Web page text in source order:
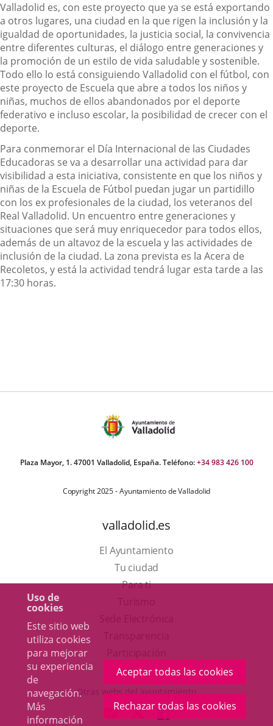
Uso de
cookies
Este sitio web
utiliza cookies
para mejorar
su experiencia
de
navegación.
Más
información
Aceptar todas las cookies
Rechazar todas las cookies
Valladolid es, con este proyecto que ya se está exportando
a otros lugares, una ciudad en la que rigen la inclusión y la
igualdad de oportunidades, la justicia social, la convivencia
entre diferentes culturas, el diálogo entre generaciones y
la promoción de un estilo de vida saludable y sostenible.
Todo ello lo está consiguiendo Valladolid con el fútbol, con
este proyecto de Escuela que abre a todos los niños y
niñas, muchos de ellos abandonados por el deporte
federativo e incluso escolar, la posibilidad de crecer con el
deporte.
Para conmemorar el Día Internacional de las Ciudades
Educadoras se va a desarrollar una actividad para dar
visibilidad a esta iniciativa, consistente en que los niños y
niñas de la Escuela de Fútbol puedan jugar un partidillo
con los ex profesionales de la ciudad, los veteranos del
Real Valladolid. Un encuentro entre generaciones y
situaciones que será muy enriquecedor para todos ellos,
además de un altavoz de la escuela y las actividades de
inclusión de la ciudad. La zona prevista es la Acera de
Recoletos, y está la actividad tendrá lugar esta tarde a las
17:30 horas.
Plaza Mayor, 1. 47001 Valladolid, España. Teléfono:+34 983 426 100
Copyright 2025 - Ayuntamiento de Valladolid
valladolid.es
El Ayuntamiento
Tu ciudad
Para ti
en
una
ventana
nueva.
aplicación
externa.
Otras webs del ayuntamiento
ENLACEENLACEENLACE